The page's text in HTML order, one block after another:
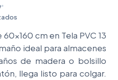
cm en Tela PVC 13
ideal para almacenes
de madera o bolsillo
llega listo para colgar.